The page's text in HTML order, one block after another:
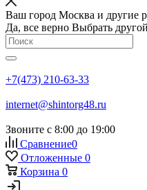
Ваш город Москва и другие
Да, все верно Выбрать другой
+7(473) 210-63-33
internet@shintorg48.ru
Звоните с 8:00 до 19:00
Сравнение0
Отложенные 0
Корзина 0